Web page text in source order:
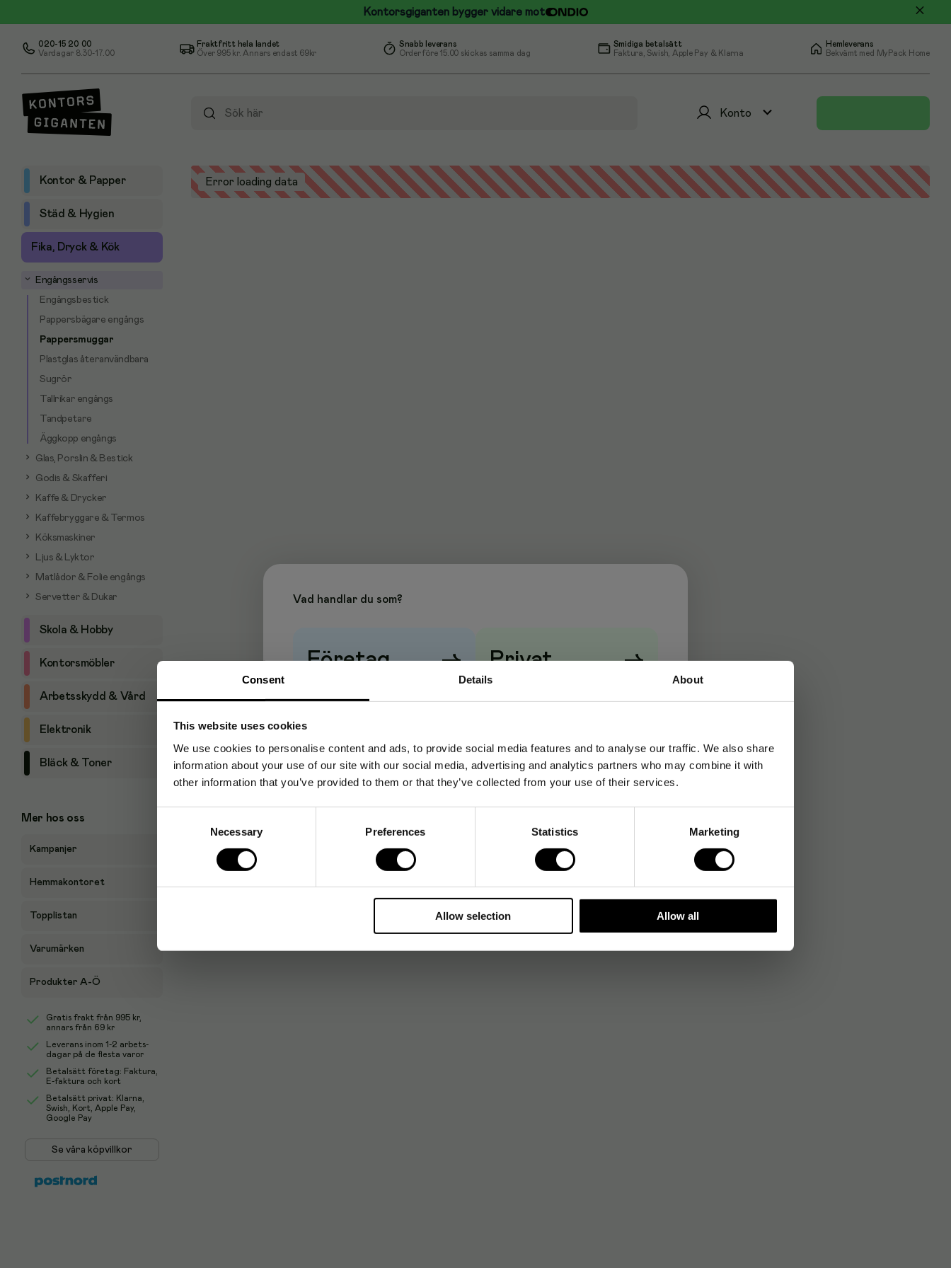
Consent Details About
This website uses cookies
We use cookies to personalise content and ads, to provide social media features and to analyse our traffic. We also share
information about your use of our site with our social media, advertising and analytics partners who may combine it with
other information that you’ve provided to them or that they’ve collected from your use of their services.
Necessary Preferences Statistics Marketing
Allow selection Allow all
Kontorsgiganten bygger vidare mot
020-15 20 00
Vardagar 8.30-17.00
Fraktfritt hela landet
Över 995 kr. Annars endast 69kr
Snabb leverans
Order före 15.00 skickas samma dag
Smidiga betalsätt
Faktura, Swish, Apple Pay & Klarna
Hemleverans
Bekvämt med MyPack Home
Konto
Kontor & Papper
Städ & Hygien
Fika, Dryck & Kök
Engångsservis
Engångsbestick
Pappersbägare engångs
Pappersmuggar
Plastglas återanvändbara
Sugrör
Tallrikar engångs
Tandpetare
Äggkopp engångs
Glas, Porslin & Bestick
Godis & Skafferi
Kaffe & Drycker
Kaffebryggare & Termos
Köksmaskiner
Ljus & Lyktor
Matlådor & Folie engångs
Servetter & Dukar
Skola & Hobby
Kontorsmöbler
Arbetsskydd & Vård
Elektronik
Bläck & Toner
Mer hos oss
Kampanjer
Hemmakontoret
Topplistan
Varumärken
Produkter A-Ö
Gratis frakt från 995 kr,
annars från 69 kr
Leverans inom 1-2 arbets-
dagar på de flesta varor
Betalsätt företag: Faktura,
E-faktura och kort
Betalsätt privat: Klarna,
Swish, Kort, Apple Pay,
Google Pay
Se våra köpvillkor
Error loading data
Vad handlar du som?
Företag → Privat →
Priser visas